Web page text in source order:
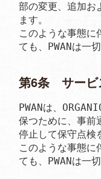
部の変更、追加お
ます。
このような事態に
ても、PWANは一
第6条 サービ
PWANは、
保つために、事前
停止して保守点検
このような事態に
ても、PWANは一